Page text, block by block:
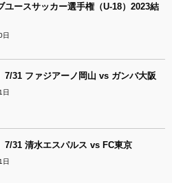
ユースサッカー選手権（U-18）2023結
日
7/31 ファジアーノ岡山 vs ガンバ大阪
日
7/31 清水エスパルス vs FC東京
日